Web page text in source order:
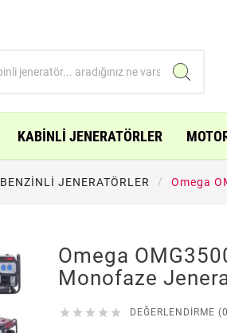
KABİNLİ JENERATÖRLER
BENZİNLİ JENERATÖRLER Omega
Omega
Monofaze
     DEĞERLENDIRME